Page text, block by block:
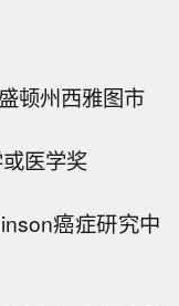
顿州西雅图市
医学奖
癌症研究中